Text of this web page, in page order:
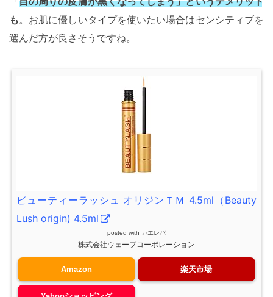
も 。お肌に優しいタイプを使いたい場合はセンシティブを
選んだ方が良さそうですね。
ビューティーラッシュ オリジンＴＭ 4.5ml（Beauty
Lush origin) 4.5ml
posted with カエレバ
株式会社ウェーブコーポレーション
Amazon 楽天市場